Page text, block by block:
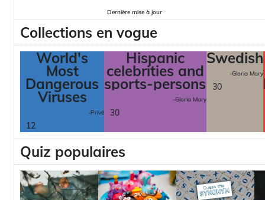
Dernière mise à jour
Collections en vogue
World's
Most
Dangerous
Viruses
-Privé
12
Hispanic
celebrities and
sports-persons
-Gloria Mary
30
Swedish
-Gloria Mary
30
Quiz populaires